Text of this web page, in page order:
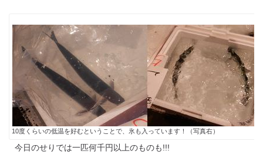
10度くらいの低温を好むということで、氷も入っています！（写真右）
今日のせりでは一匹何千円以上のものも!!!